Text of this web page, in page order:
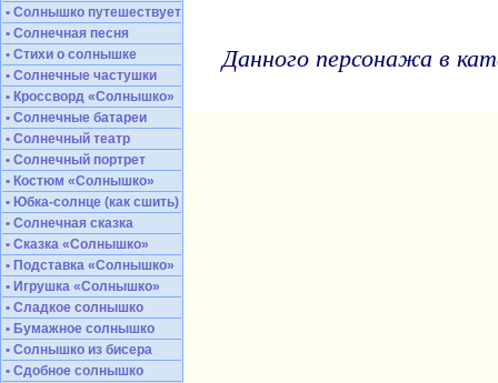
• Солнышко путешествует
• Солнечная песня
• Стихи о солнышке
• Солнечные частушки
• Кроссворд «Солнышко»
• Солнечные батареи
• Солнечный театр
• Солнечный портрет
• Костюм «Солнышко»
• Юбка-солнце (как сшить)
• Солнечная сказка
• Сказка «Солнышко»
• Подставка «Солнышко»
• Игрушка «Солнышко»
• Сладкое солнышко
• Бумажное солнышко
• Солнышко из бисера
• Сдобное солнышко
Данного персонажа в